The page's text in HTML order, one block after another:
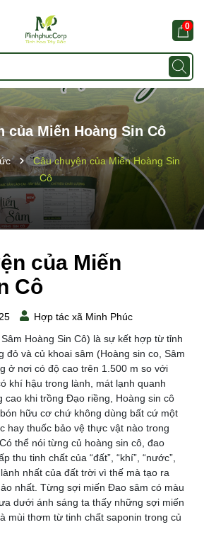
0
của Miến Hoàng Sin Cô
Câu chuyện của Miến Hoàng Sin
Cô
của Miến
Cô
Hợp tác xã Minh Phúc
Hoàng Sin Cô) là sự kết hợp từ tỉnh
đỏ và củ khoai sâm (Hoàng sin co, Sâm
ở nơi có độ cao trên 1.500 m so với
khí hậu trong lành, mát lạnh quanh
cao khi trồng Đạo riềng, Hoàng sin cô
hữu cơ chứ không dùng bất cứ một
hay thuốc bảo vệ thực vật nào trong
thể nói từng củ hoàng sin cô, đao
thu tinh chất của “đất”, “khí”, “nước”,
lành nhất của đất trời vì thế mà tạo ra
nhất. Từng sợi miến Đao sâm có màu
dưới ánh sáng ta thấy những sợi miến
mùi thơm từ tinh chất saponin trong củ